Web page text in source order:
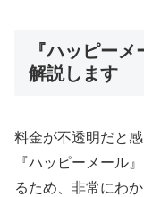
『ハッピー
解説します
料金が不透明だと
『ハッピーメール
るため、非常にわ